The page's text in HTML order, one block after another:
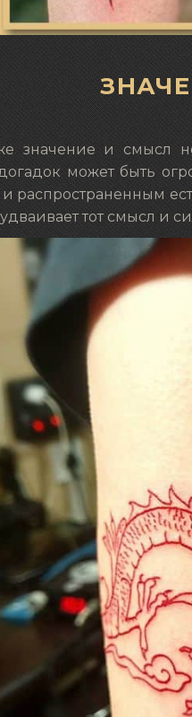
значение и смысл
может быть
распространенным
тот смысл и